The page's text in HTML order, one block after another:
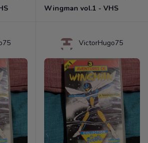
Wingman vol.1 - VHS
VictorHugo75